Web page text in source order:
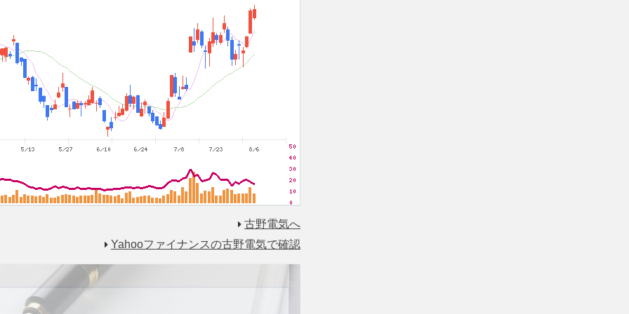
古野電気へ
Yahooファイナンスの古野電気で確認